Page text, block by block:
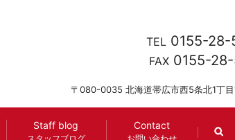
Staff blog Contact
TEL 0155-
FAX 0155-
〒080-0035 北海道帯広市西5条北1丁目